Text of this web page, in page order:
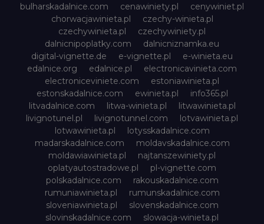
bulharskadalnice.com
cenawiniety.pl
cenywiniet.pl
chorwacjawinieta.pl
czechy-winieta.pl
czechywinieta.pl
czechywiniety.pl
dalnicnipoplatky.com
dalnicniznamka.eu
digital-vignette.de
e-vignette.pl
e-winieta.eu
edalnice.org
edalnice.pl
electronicavinieta.com
electroniceviniete.com
estoniawinieta.pl
estonskadalnice.com
ewinieta.pl
info365.pl
litvadalnice.com
litwa-winieta.pl
litwawinieta.pl
livignotunel.pl
livignotunnel.com
lotvawinieta.pl
lotwawinieta.pl
lotysskadalnice.com
madarskadalnice.com
moldavskadalnice.com
moldawiawinieta.pl
najtanszewiniety.pl
oplatyautostradowe.pl
pl-vignette.com
polskadalnice.com
rakouskadalnice.com
rumuniawinieta.pl
rumunskadalnice.com
sloveniawinieta.pl
slovenskadalnice.com
slovinskadalnice.com
slowacja-winieta.pl